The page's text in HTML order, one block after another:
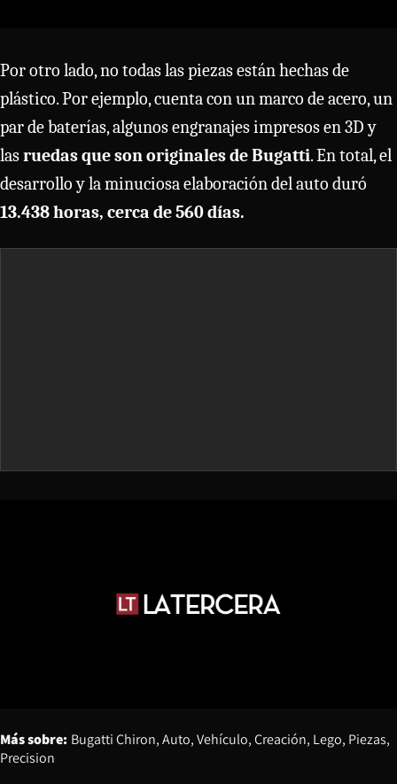
Por otro lado, no todas las piezas están hechas de
plástico. Por ejemplo, cuenta con un marco de acero, un
par de baterías, algunos engranajes impresos en 3D y
lasruedas que son originales de Bugatti. En total, el
desarrollo y la minuciosa elaboración del auto duró
13.438 horas, cerca de 560 días.
Más sobre: Bugatti Chiron Auto Vehículo Creación Lego Piezas
Precision